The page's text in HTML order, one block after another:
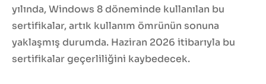
yılında, Windows 8 döneminde kullanılan bu
sertifikalar, artık kullanım ömrünün sonuna
yaklaşmış durumda. Haziran 2026 itibarıyla bu
sertifikalar geçerliliğini kaybedecek.